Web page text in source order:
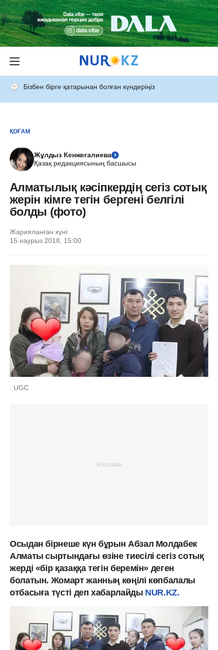
Бізбен бірге қатарынан болған күндеріңіз
ҚОҒАМ
Жұлдыз Кенжегалиева
Қазақ редакциясының басшысы
Алматылық кәсіпкердің сегіз сотық
жерін кімге тегін бергені белгілі
болды (фото)
Жарияланған күні:
15 наурыз 2018, 15:00
: UGC
Осыдан бірнеше күн бұрын Абзал Молдабек
Алматы сыртындағы өзіне тиесілі сегіз сотық
жерді «бір қазаққа тегін беремін» деген
болатын. Жомарт жанның көңілі көпбалалы
отбасыға түсті деп хабарлайды NUR.KZ.